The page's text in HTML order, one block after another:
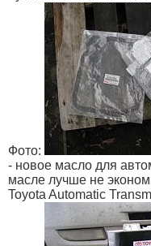
Фото:
- новое масло для
масле лучше не
Toyota Automatic